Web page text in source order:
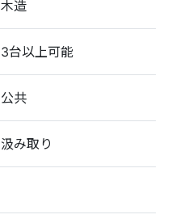
木造
3台以上可能
公共
汲み取り